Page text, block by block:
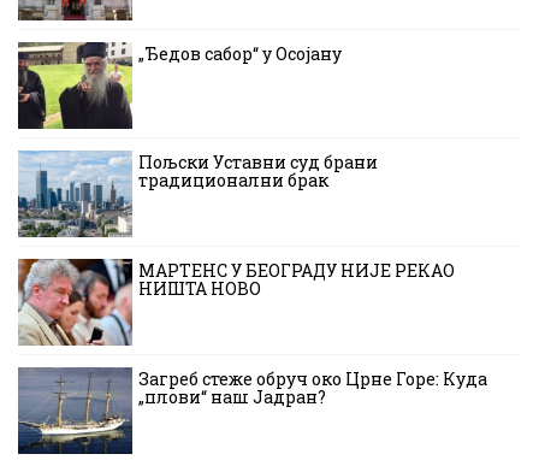
„Ђедов сабор“ у Осојану
Пољски Уставни суд брани
традиционални брак
МАРТЕНС У БЕОГРАДУ НИЈЕ РЕКАО
НИШТА НОВО
Загреб стеже обруч око Црне Горе: Куда
„плови“ наш Јадран?